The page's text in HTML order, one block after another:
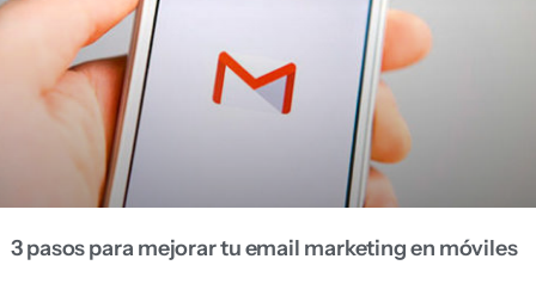
3 pasos para mejorar tu email marketing en móviles